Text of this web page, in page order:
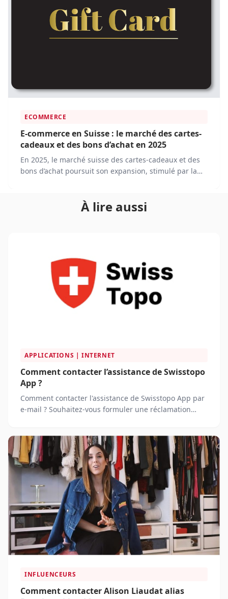
ECOMMERCE
E-commerce en Suisse : le marché des cartes-
cadeaux et des bons d’achat en 2025
En 2025, le marché suisse des cartes-cadeaux et des
bons d’achat poursuit son expansion, stimulé par la
À lire aussi
APPLICATIONS | INTERNET
Comment contacter l’assistance de Swisstopo
App ?
Comment contacter l'assistance de Swisstopo App par
e-mail ? Souhaitez-vous formuler une réclamation
INFLUENCEURS
Comment contacter Alison Liaudat alias